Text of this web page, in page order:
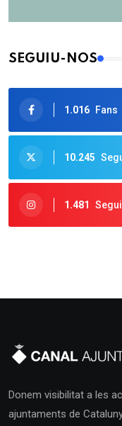
SEGUIU-NOS
1.016 Fans
10.245
1.481
Donem visibilitat a les
ajuntaments de